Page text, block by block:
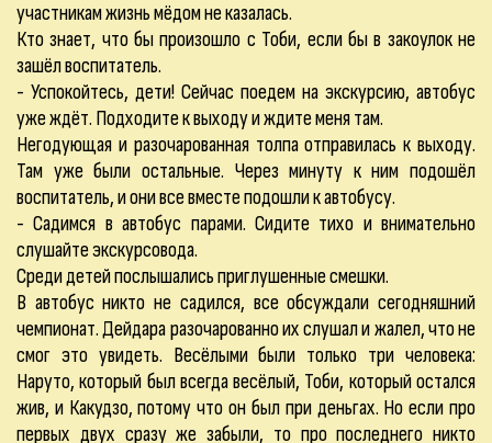
участникам жизнь мёдом не казалась.
Кто знает, что бы произошло с Тоби, если бы в закоулок не
зашёл воспитатель.
- Успокойтесь, дети! Сейчас поедем на экскурсию, автобус
уже ждёт. Подходите к выходу и ждите меня там.
Негодующая и разочарованная толпа отправилась к выходу.
Там уже были остальные. Через минуту к ним подошёл
воспитатель, и они все вместе подошли к автобусу.
- Садимся в автобус парами. Сидите тихо и внимательно
слушайте экскурсовода.
Среди детей послышались приглушенные смешки.
В автобус никто не садился, все обсуждали сегодняшний
чемпионат. Дейдара разочарованно их слушал и жалел, что не
смог это увидеть. Весёлыми были только три человека:
Наруто, который был всегда весёлый, Тоби, который остался
жив, и Какудзо, потому что он был при деньгах. Но если про
первых двух сразу же забыли, то про последнего никто